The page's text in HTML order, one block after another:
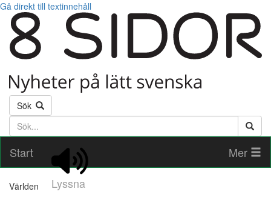
Gå direkt till textinnehåll
Sök
Söktext
Start
Lyssna
Mer
Världen